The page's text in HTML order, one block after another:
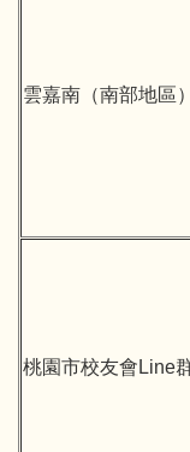
雲嘉南（南部地區
桃園市校友會Line